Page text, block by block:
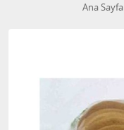
Ana Sayfa